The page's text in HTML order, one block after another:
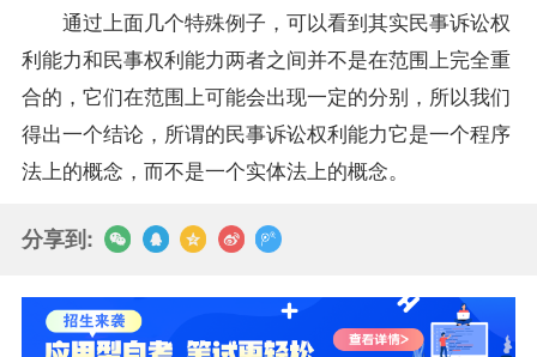
通过上面几个特殊例子，可以看到其实民事诉讼权
利能力和民事权利能力两者之间并不是在范围上完全重
合的，它们在范围上可能会出现一定的分别，所以我们
得出一个结论，所谓的民事诉讼权利能力它是一个程序
法上的概念，而不是一个实体法上的概念。
分享到: